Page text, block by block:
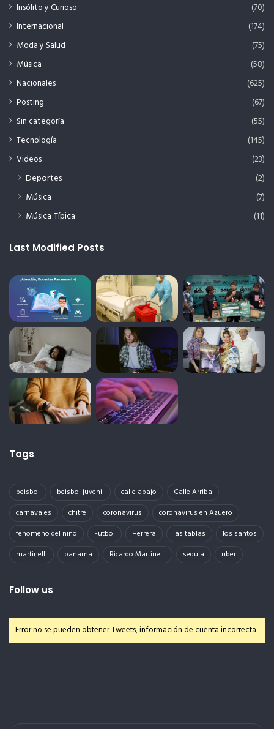
Insólito y Curioso
(70)
Internacional
(174)
Moda y Salud
(75)
Música
(58)
Nacionales
(625)
Posting
(67)
Sin categoría
(55)
Tecnología
(145)
Videos
(23)
Deportes
(2)
Música
(7)
Música Típica
(11)
Last Modified Posts
Tags
beisbol beisbol juvenil calle abajo
Calle Arriba
carnavales
chitre coronavirus
coronavirus en Azuero
fenomeno del niño
Futbol Herrera las tablas
los santos
martinelli
panama Ricardo Martinelli sequia uber
Follow us
Error no se pueden obtener Tweets, información de cuenta incorrecta.